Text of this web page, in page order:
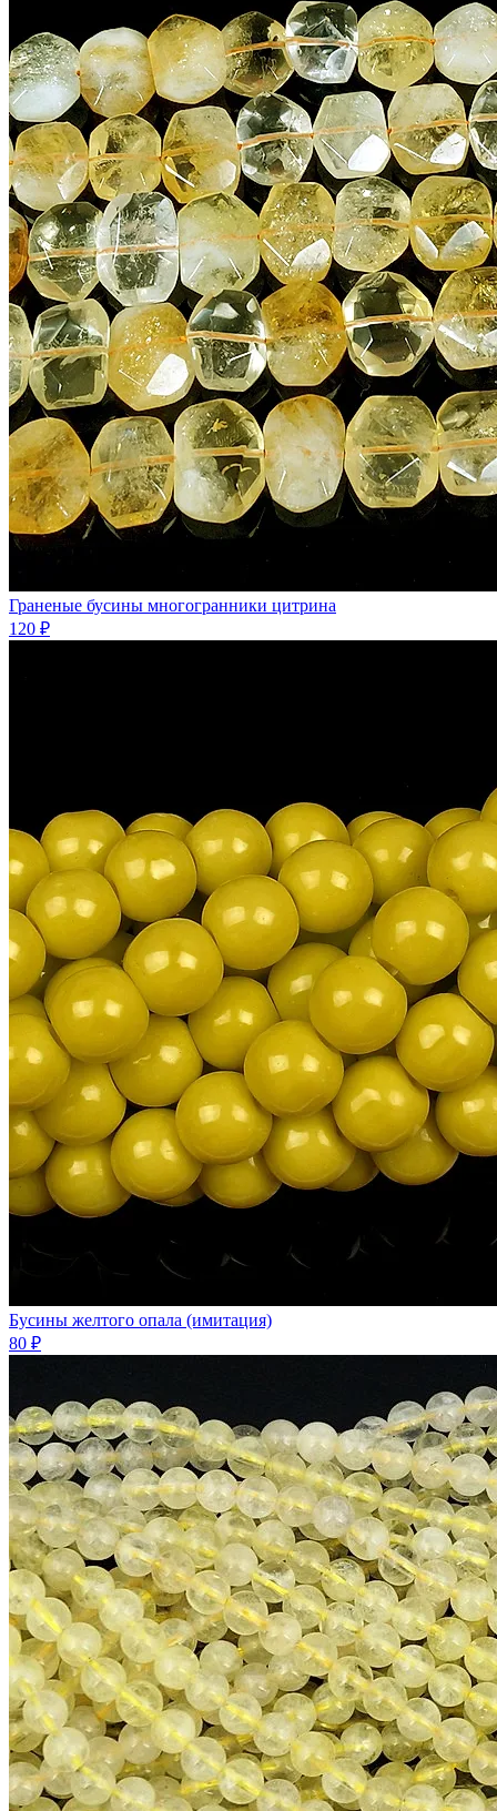
Граненые бусины многогранники цитрина
120 ₽
Бусины желтого опала (имитация)
80 ₽